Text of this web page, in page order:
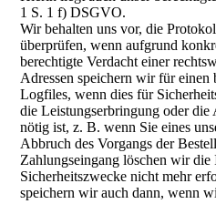
1 S. 1 f) DSGVO.
Wir behalten uns vor, die
überprüfen, wenn aufgrund
berechtigte Verdacht einer
Adressen speichern wir für einen
Logfiles, wenn dies für
die Leistungserbringung oder
nötig ist, z. B. wenn Sie eines
Abbruch des Vorgangs der
Zahlungseingang löschen wir
Sicherheitszwecke nicht mehr
speichern wir auch dann, wenn